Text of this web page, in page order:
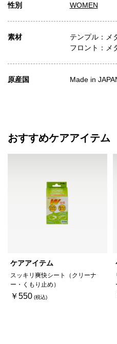
性別 WOMEN
素材
テンプル：メ
フロント：メ
原産国 Made in
おすすめケアアイテム
ケアアイテム
スッキリ爽快シート（クリーナ
ー・くもり止め）
￥550